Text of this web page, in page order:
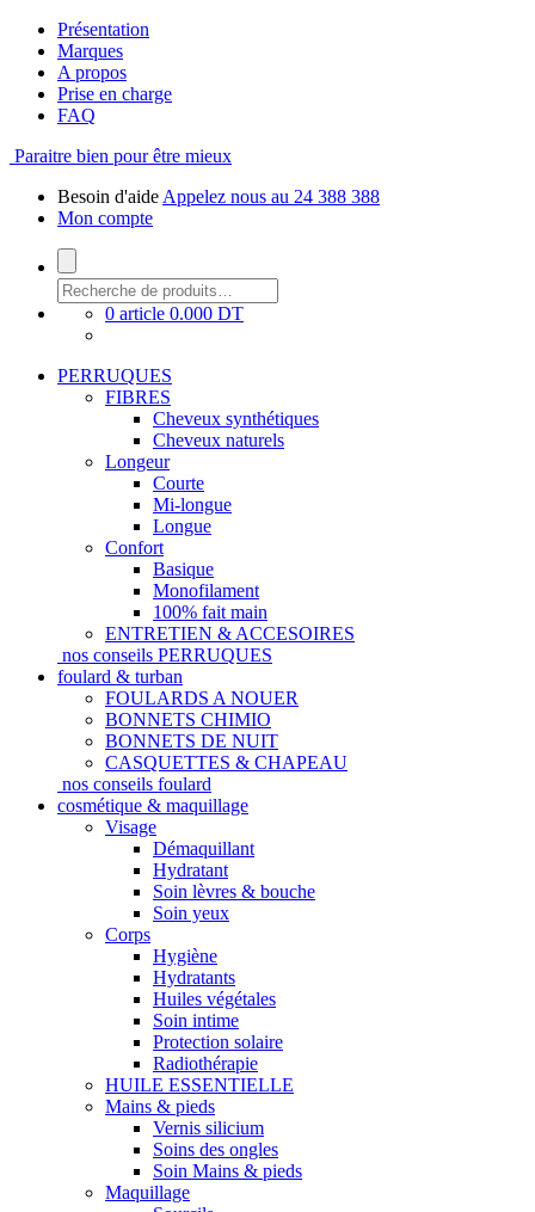
Présentation
Marques
A propos
Prise en charge
FAQ
Paraitre bien pour être mieux
Besoin d'aide Appelez nous au 24 388 388
Mon compte
0 article 0.000 DT
PERRUQUES
FIBRES
Cheveux synthétiques
Cheveux naturels
Longeur
Courte
Mi-longue
Longue
Confort
Basique
Monofilament
100% fait main
ENTRETIEN & ACCESOIRES
nos conseils PERRUQUES
foulard & turban
FOULARDS A NOUER
BONNETS CHIMIO
BONNETS DE NUIT
CASQUETTES & CHAPEAU
nos conseils foulard
cosmétique & maquillage
Visage
Démaquillant
Hydratant
Soin lèvres & bouche
Soin yeux
Corps
Hygiène
Hydratants
Huiles végétales
Soin intime
Protection solaire
Radiothérapie
HUILE ESSENTIELLE
Mains & pieds
Vernis silicium
Soins des ongles
Soin Mains & pieds
Maquillage